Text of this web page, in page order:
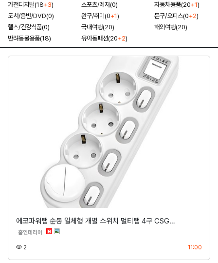
가전디지털(18+3) 스포츠/레저(0) 자동차용품(20+1)
도서/음반/DVD(0)
완구/취미(0+1) 문구/오피스(0+2)
헬스/건강식품(0)
국내여행(20)
해외여행(20)
반려동물용품(18)
유아동패션(20+2)
에코파워탭 순동 일체형 개별 스위치 멀티탭 4구 CSG…
홈인테리어 분류
2 11:00